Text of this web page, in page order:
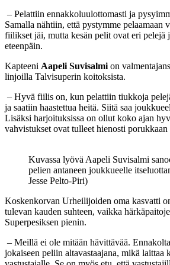
– Pelattiin ennakkoluulottomasti ja
Samalla nähtiin, että pystymme pelaamaan
fiilikset jäi, mutta kesän pelit ovat eri pelejä
eteenpäin.
Kapteeni Aapeli Suvisalmi on
linjoilla Talvisuperin koitoksista.
– Hyvä fiilis on, kun pelattiin tiukkoja
ja saatiin haastettua heitä. Siitä saa
Lisäksi harjoituksissa on ollut koko ajan
vahvistukset ovat tulleet hienosti porukkaan
Kuvassa lyövä Aapeli Suvisalmi
pelien antaneen joukkueelle
Jesse Pelto-Piri)
Koskenkorvan Urheilijoiden oma kasvatti
tulevan kauden suhteen, vaikka
Superpesiksen pienin.
– Meillä ei ole mitään hävittävää. Ennakolta
jokaiseen peliin altavastaajana, mikä laittaa